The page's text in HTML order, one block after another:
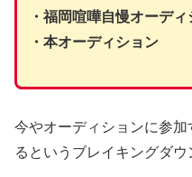
・福岡喧嘩自慢オーディ
・本オーディション
今やオーディションに参
るというブレイキングダウ